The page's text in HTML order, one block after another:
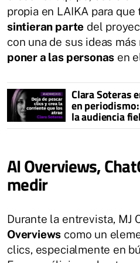
propia en LAIKA para que
sintieran parte del
con una de sus ideas
poner a las personas en
Clara Soteras
en
la audiencia fiel
AI Overviews,
medir
Durante la entrevista, MJ
Overviews como un
clics, especialmente en